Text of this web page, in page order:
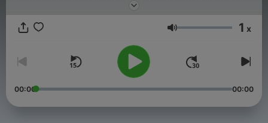
estos eventos que desafían la lógica y la ciencia.
Volumen 1 x
00:00 00:00